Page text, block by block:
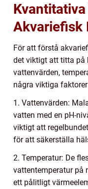
Akvariefisk
För att förstå
det viktigt att titta på
vattenvärden,
några viktiga
1. Vattenvärden:
vatten med en pH-
viktigt att
för att säkerställa
2. Temperatur: De
vattentemperatur på
ett pålitligt